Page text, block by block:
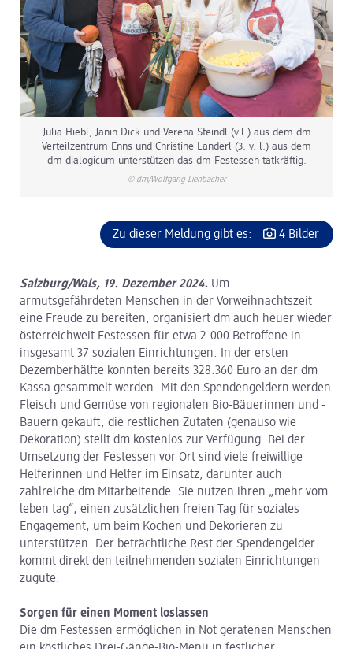
ACTIVE BEAUTY
Julia Hiebl, Janin Dick und Verena Steindl (v.l.) aus dem dm
Verteilzentrum Enns und Christine Landerl (3. v. l.) aus dem
dm dialogicum unterstützen das dm Festessen tatkräftig.
© dm/Wolfgang Lienbacher
Zu dieser Meldung gibt es: 4 Bilder
Salzburg/Wals, 19. Dezember 2024. Um
armutsgefährdeten Menschen in der Vorweihnachtszeit
eine Freude zu bereiten, organisiert dm auch heuer wieder
österreichweit Festessen für etwa 2.000 Betroffene in
insgesamt 37 sozialen Einrichtungen. In der ersten
Dezemberhälfte konnten bereits 328.360 Euro an der dm
Kassa gesammelt werden. Mit den Spendengeldern werden
Fleisch und Gemüse von regionalen Bio-Bäuerinnen und -
Bauern gekauft, die restlichen Zutaten (genauso wie
Dekoration) stellt dm kostenlos zur Verfügung. Bei der
Umsetzung der Festessen vor Ort sind viele freiwillige
Helferinnen und Helfer im Einsatz, darunter auch
zahlreiche dm Mitarbeitende. Sie nutzen ihren „mehr vom
leben tag“, einen zusätzlichen freien Tag für soziales
Engagement, um beim Kochen und Dekorieren zu
unterstützen. Der beträchtliche Rest der Spendengelder
kommt direkt den teilnehmenden sozialen Einrichtungen
zugute.
Sorgen für einen Moment loslassen
Die dm Festessen ermöglichen in Not geratenen Menschen